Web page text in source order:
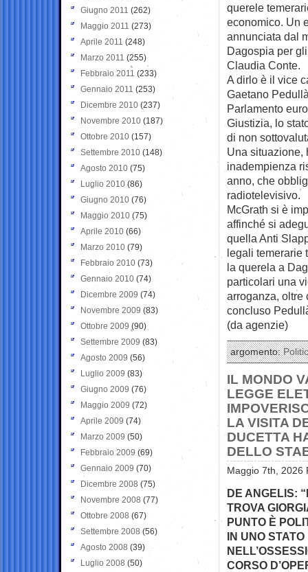
querele
economico. Un
annunciata dal
Dagospia per
Claudia Conte.
A dirlo è il vice
Gaetano
Parlamento
Giustizia, lo
di non
Una situazione,
inadempienza
anno, che
radiotelevisivo.
McGrath si è
affinché si
quella Anti
legali temerarie
la querela a
particolari una
arroganza, oltre
concluso
(da agenzie)
argomento:
IL MONDO
LEGGE
LA VISITA
DUCETTA
DELLO
Maggio 7th, 2026
DE ANGELIS:
TROVA
PUNTO È
IN UNO
CORSO
Giugno 2011 (262)
Maggio 2011 (273)
Aprile 2011 (248)
Marzo 2011 (255)
Febbraio 2011 (233)
Gennaio 2011 (253)
Dicembre 2010 (237)
Novembre 2010 (187)
Ottobre 2010 (157)
Settembre 2010 (148)
Agosto 2010 (75)
Luglio 2010 (86)
Giugno 2010 (76)
Maggio 2010 (75)
Aprile 2010 (66)
Marzo 2010 (79)
Febbraio 2010 (73)
Gennaio 2010 (74)
Dicembre 2009 (74)
Novembre 2009 (83)
Ottobre 2009 (90)
Settembre 2009 (83)
Agosto 2009 (56)
Luglio 2009 (83)
Giugno 2009 (76)
Maggio 2009 (72)
Aprile 2009 (74)
Marzo 2009 (50)
Febbraio 2009 (69)
Gennaio 2009 (70)
Dicembre 2008 (75)
Novembre 2008 (77)
Ottobre 2008 (67)
Settembre 2008 (56)
Agosto 2008 (39)
Luglio 2008 (50)